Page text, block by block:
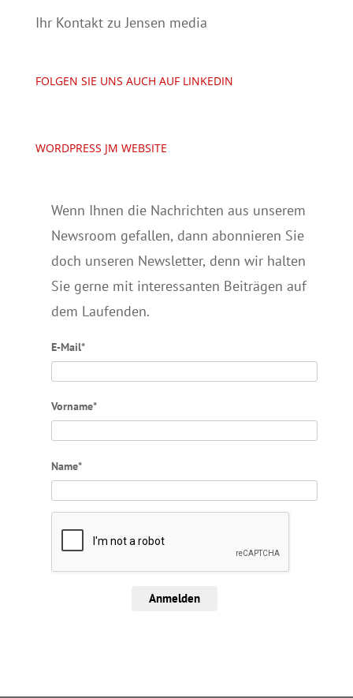
Ihr Kontakt zu Jensen media
FOLGEN SIE UNS AUCH AUF LINKEDIN
WORDPRESS JM WEBSITE
Wenn Ihnen die Nachrichten aus unserem
Newsroom gefallen, dann abonnieren Sie
doch unseren Newsletter, denn wir halten
Sie gerne mit interessanten Beiträgen auf
dem Laufenden.
E-Mail*
Vorname*
Name*
Anmelden